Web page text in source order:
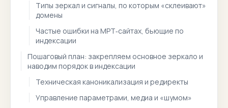
Типы зеркал и сигналы, по которым «склеивают»
домены
Частые ошибки на МРТ‑сайтах, бьющие по
индексации
Пошаговый план: закрепляем основное зеркало и
наводим порядок в индексации
Техническая каноникализация и редиректы
Управление параметрами, медиа и «шумом»